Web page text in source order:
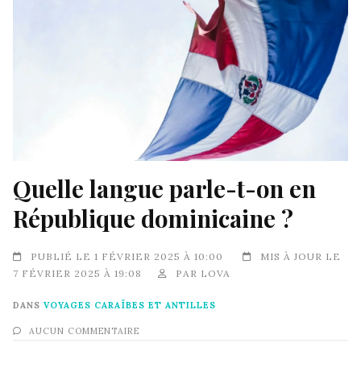
Quelle langue parle-t-on en
République dominicaine ?
PUBLIÉ LE 1 FÉVRIER 2025 À 10:00
MIS À JOUR LE
7 FÉVRIER 2025 À 19:08
PAR LOVA
DANS VOYAGES CARAÏBES ET ANTILLES
AUCUN COMMENTAIRE